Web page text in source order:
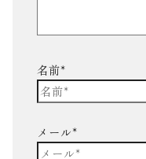
名前*
メール*